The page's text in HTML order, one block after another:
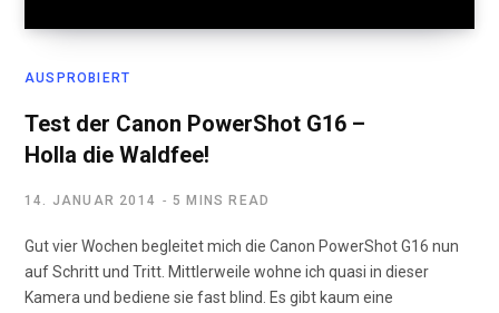
AUSPROBIERT
Test der Canon PowerShot G16 –
Holla die Waldfee!
14. JANUAR 2014 5 MINS READ
Gut vier Wochen begleitet mich die Canon PowerShot G16 nun
auf Schritt und Tritt. Mittlerweile wohne ich quasi in dieser
Kamera und bediene sie fast blind. Es gibt kaum eine